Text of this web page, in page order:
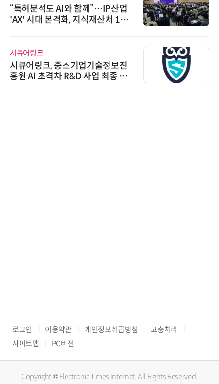
“특허분석도 AI와 함께”…IP산업
'AX' 시대 본격화, 지식재산처 1호
시큐어링크
시큐어링크, 중소기업기술정보진
흥원 AI 초격차 R&D 사업 최종 선
로그인 이용약관 개인정보취급방침
고충처리
사이트맵
PC버전
Copyright © Electronic Times Internet. All Rights Reserved.